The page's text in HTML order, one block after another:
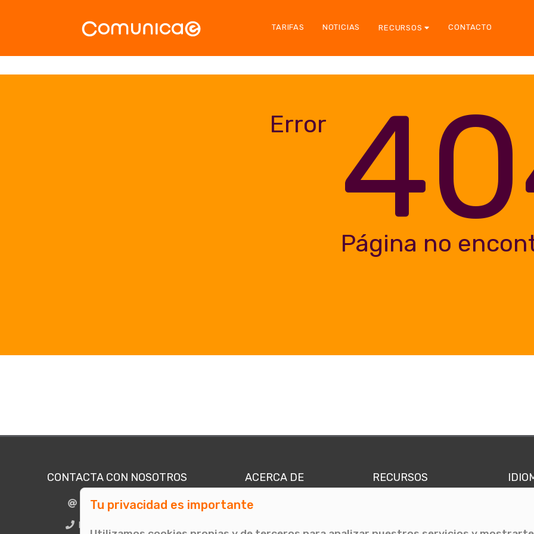
TARIFAS NOTICIAS RECURSOS CONTACTO
Error
Página no
CONTACTA CON NOSOTROS
info@comunicae.com
BCN + 34 931 702 774
ACERCA DE
Quiénes somos
RECURSOS
Tu privacidad es importante